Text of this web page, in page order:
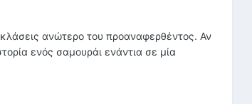
ανώτερο του προαναφερθέντος. Αν
ενός σαμουράι ενάντια σε μία